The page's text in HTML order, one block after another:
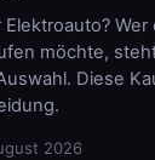
Wer
möchte,
Diese
2026